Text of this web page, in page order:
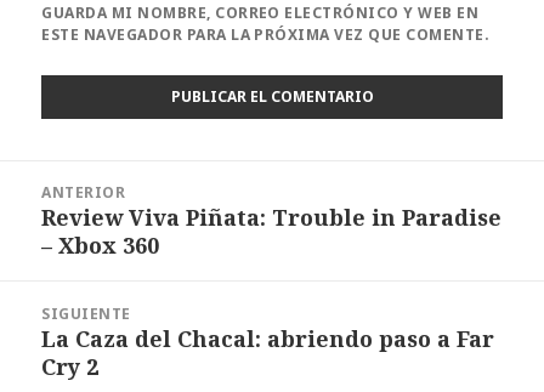
GUARDA MI NOMBRE, CORREO ELECTRÓNICO Y WEB EN
ESTE NAVEGADOR PARA LA PRÓXIMA VEZ QUE COMENTE.
entradas
ANTERIOR
Entrada
anterior:
Review Viva Piñata: Trouble in Paradise
– Xbox 360
SIGUIENTE
Entrada
siguiente:
La Caza del Chacal: abriendo paso a Far
Cry 2